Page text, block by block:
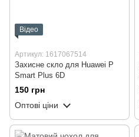
Відео
Артикул: 1617067514
Захисне скло для Huawei P
Smart Plus 6D
150 грн
Оптові ціни